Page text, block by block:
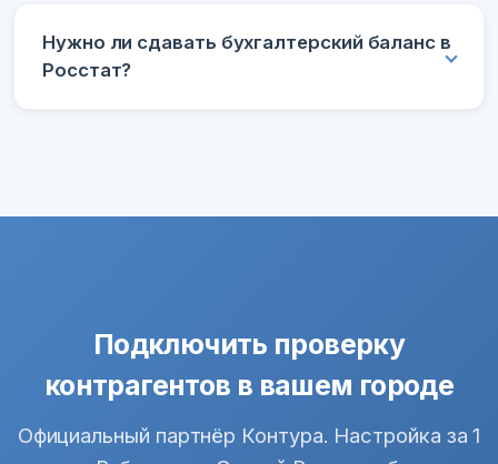
Нужно ли сдавать бухгалтерский баланс в
Росстат?
Подключить проверку
контрагентов в вашем городе
Официальный партнёр Контура. Настройка за 1